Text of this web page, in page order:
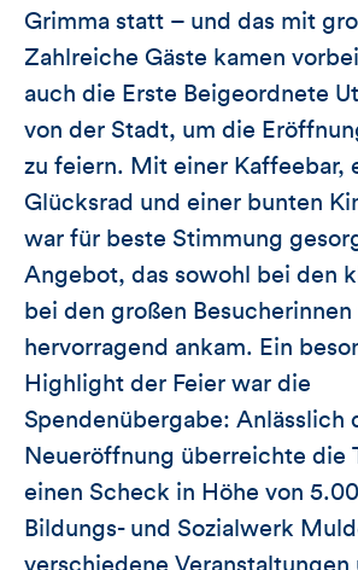
Grimma statt – und das mit
Zahlreiche Gäste kamen
auch die Erste Beigeordnete
von der Stadt, um die
zu feiern. Mit einer Kaffeebar,
Glücksrad und einer bunten
war für beste Stimmung
Angebot, das sowohl bei den
bei den großen
hervorragend ankam. Ein
Highlight der Feier war die
Spendenübergabe: Anlässlich
Neueröffnung überreichte die
einen Scheck in Höhe von
Bildungs- und Sozialwerk